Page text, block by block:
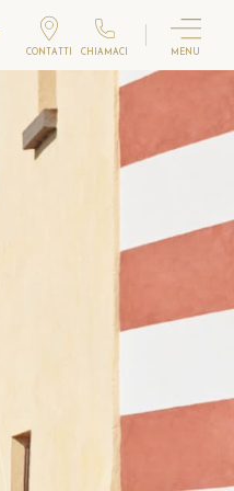
CONTATTI CHIAMACI MENU